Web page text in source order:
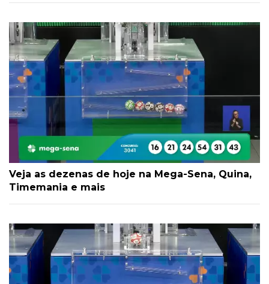
Veja as dezenas de hoje na Mega-Sena, Quina,
Timemania e mais